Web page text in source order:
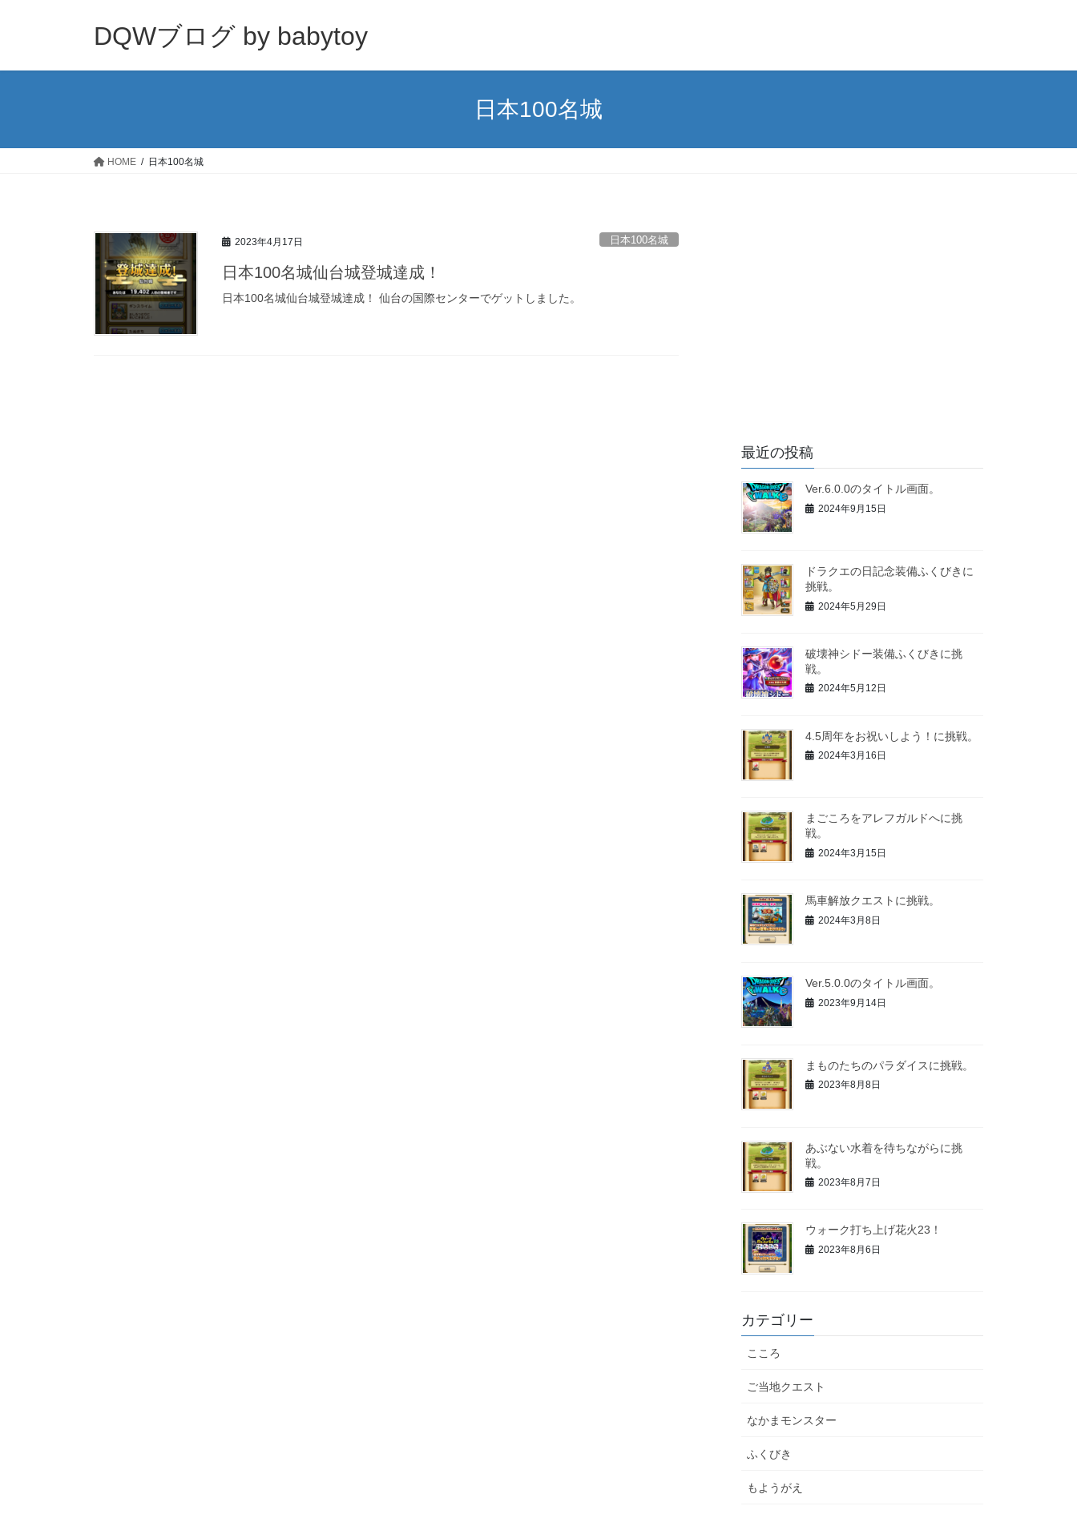
DQWブログ by babytoy
日本100名城
HOME 日本100名城
2023年4月17日 日本100名城
日本100名城仙台城登城達成！
日本100名城仙台城登城達成！ 仙台の国際センターでゲットしました。
最近の投稿
Ver.6.0.0のタイトル画面。
2024年9月15日
ドラクエの日記念装備ふくびきに
挑戦。
2024年5月29日
破壊神シドー装備ふくびきに挑
戦。
2024年5月12日
4.5周年をお祝いしよう！に挑戦。
2024年3月16日
まごころをアレフガルドへに挑
戦。
2024年3月15日
馬車解放クエストに挑戦。
2024年3月8日
Ver.5.0.0のタイトル画面。
2023年9月14日
まものたちのパラダイスに挑戦。
2023年8月8日
あぶない水着を待ちながらに挑
戦。
2023年8月7日
ウォーク打ち上げ花火23！
2023年8月6日
カテゴリー
こころ
ご当地クエスト
なかまモンスター
ふくびき
もようがえ